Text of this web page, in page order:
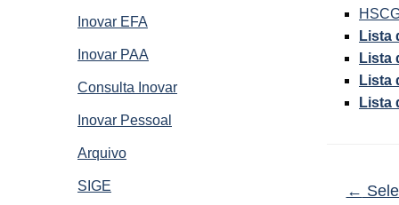
Inovar EFA
Inovar PAA
Consulta Inovar
Inovar Pessoal
Arquivo
SIGE
Lista
Lista
Lista
Lista
←